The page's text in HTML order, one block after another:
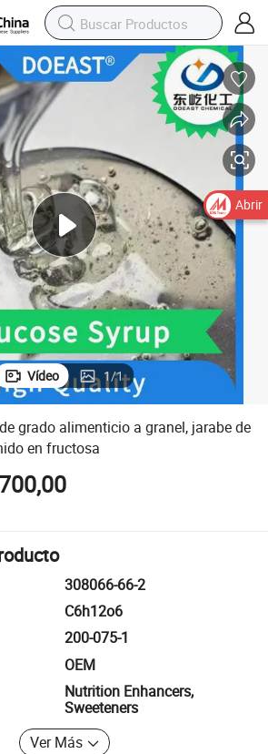
alimenticio a granel, jarabe de maíz de alto
Vídeo 1/1
grado alimenticio a granel, jarabe de
en fructosa
308066-66-2
C6h12o6
200-075-1
OEM
Nutrition Enhancers,
Sweeteners
Ver Más
Abrir